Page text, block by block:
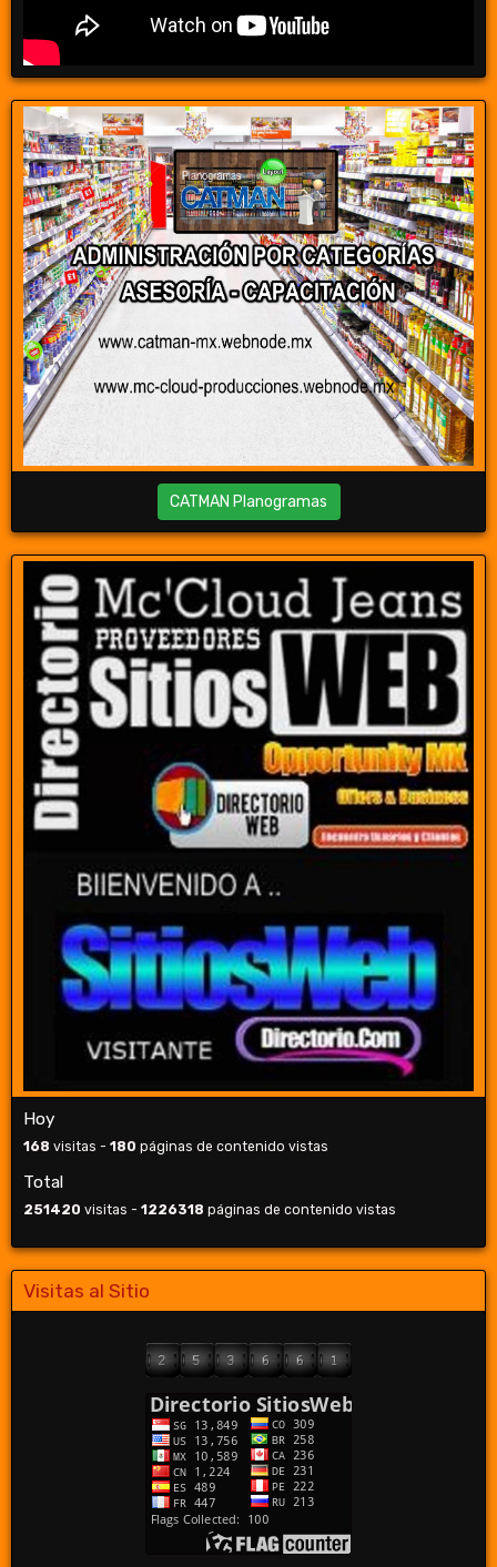
CATMAN Planogramas
Hoy
168 visitas - 180 páginas de contenido vistas
Total
251420 visitas - 1226318 páginas de contenido vistas
Visitas al Sitio